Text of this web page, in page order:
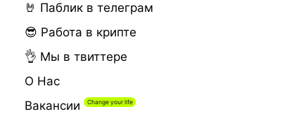
🤘 Паблик в телеграм
😎 Работа в крипте
👌 Мы в твиттере
О Нас
Вакансии